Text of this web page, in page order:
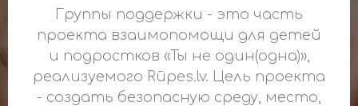
Группы поддержки - это часть
проекта взаимопомощи для детей
и подростков «Ты не один(одна)»,
реализуемого Rūpes.lv. Цель проекта
- создать безопасную среду, место,